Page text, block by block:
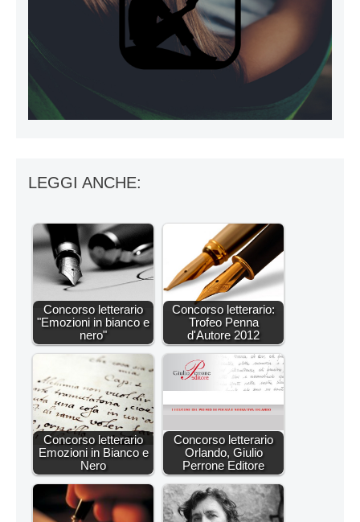
LEGGI ANCHE:
Concorso letterario
"Emozioni in bianco e
nero"
Concorso letterario:
Trofeo Penna
d'Autore 2012
Concorso letterario
Emozioni in Bianco e
Nero
Concorso letterario
Orlando, Giulio
Perrone Editore